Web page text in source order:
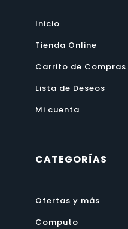
Inicio
Tienda Online
Carrito de Compras
Lista de Deseos
Mi cuenta
CATEGORÍAS
Ofertas y más
Computo